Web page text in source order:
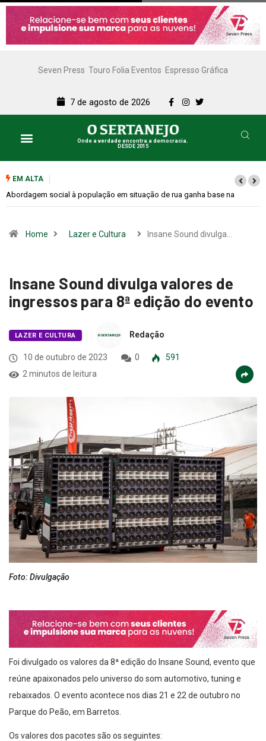
Seven Press Touro Folia Eventos Espresso Gráfica
7 de agosto de 2026
Onde a verdade encontra a democracia.
DESDE 2015
EM ALTA
na Cemitérios terão horário especial e missas no Dia dos Pais
Home Lazer e Cultura Insane Sound divulga…
Insane Sound divulga valores de
ingressos para 8ª edição do evento
LAZER E CULTURA Redação
10 de outubro de 2023 0
591
2 minutos de leitura
Foto: Divulgação
Foi divulgado os valores da 8ª edição do Insane Sound, evento que
reúne apaixonados pelo universo do som automotivo, tuning e
rebaixados. O evento acontece nos dias 21 e 22 de outubro no
Parque do Peão, em Barretos.
Os valores dos pacotes são os seguintes: